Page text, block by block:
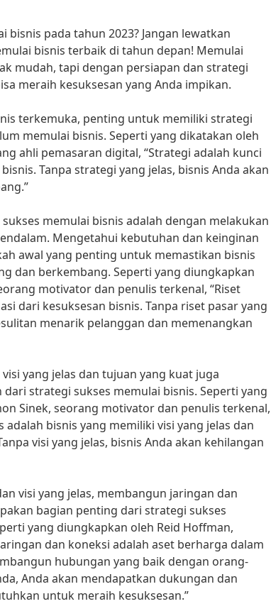
bisnis pada tahun 2023? Jangan lewatkan
bisnis terbaik di tahun depan! Memulai
mudah, tapi dengan persiapan dan strategi
meraih kesuksesan yang Anda impikan.
terkemuka, penting untuk memiliki strategi
memulai bisnis. Seperti yang dikatakan oleh
ahli pemasaran digital, “Strategi adalah kunci
Tanpa strategi yang jelas, bisnis Anda akan
memulai bisnis adalah dengan melakukan
Mengetahui kebutuhan dan keinginan
awal yang penting untuk memastikan bisnis
dan berkembang. Seperti yang diungkapkan
motivator dan penulis terkenal, “Riset
dari kesuksesan bisnis. Tanpa riset pasar yang
menarik pelanggan dan memenangkan
yang jelas dan tujuan yang kuat juga
strategi sukses memulai bisnis. Seperti yang
Sinek, seorang motivator dan penulis terkenal,
adalah bisnis yang memiliki visi yang jelas dan
visi yang jelas, bisnis Anda akan kehilangan
visi yang jelas, membangun jaringan dan
bagian penting dari strategi sukses
yang diungkapkan oleh Reid Hoffman,
dan koneksi adalah aset berharga dalam
hubungan yang baik dengan orang-
Anda akan mendapatkan dukungan dan
untuk meraih kesuksesan.”